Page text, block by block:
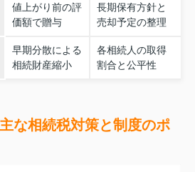
値上がり前の評
価額で贈与
長期保有方針と
売却予定の整理
早期分散による
相続財産縮小
各相続人の取得
割合と公平性
な相続税対策と制度のポ